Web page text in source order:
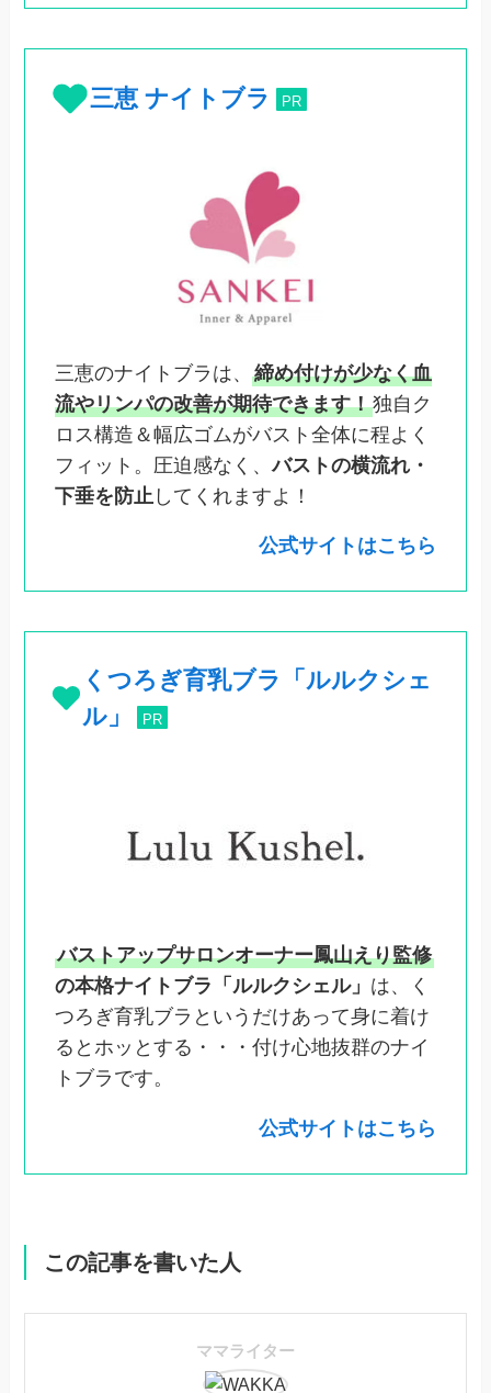
三恵 ナイトブラ PR
三恵のナイトブラは、締め付けが少なく血
流やリンパの改善が期待できます！独自ク
ロス構造＆幅広ゴムがバスト全体に程よく
フィット。圧迫感なく、バストの横流れ・
下垂を防止 してくれますよ！
公式サイトはこちら
くつろぎ育乳ブラ「ルルクシェ
ル」
PR
バストアップサロンオーナー鳳山えり監修
の本格ナイトブラ「ルルクシェル」 は、く
つろぎ育乳ブラというだけあって身に着け
るとホッとする・・・付け心地抜群のナイ
トブラです。
公式サイトはこちら
この記事を書いた人
ママライター